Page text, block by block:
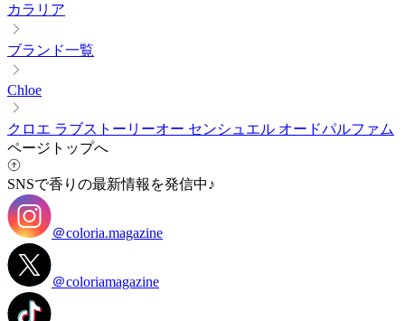
カラリア
ブランド一覧
Chloe
クロエ ラブストーリーオー センシュエル オードパルファム
ページトップへ
SNSで香りの最新情報を発信中♪
＠coloria.magazine
＠coloriamagazine